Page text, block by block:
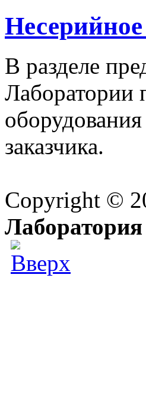
Несерийное
В разделе
Лаборатории
заказчика.
Copyright ©